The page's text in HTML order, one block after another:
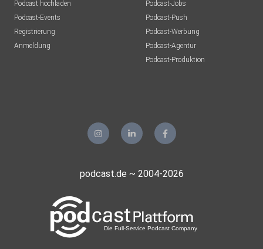
Podcast hochladen
Podcast-Events
Registrierung
Anmeldung
Podcast-Jobs
Podcast-Push
Podcast-Werbung
Podcast-Agentur
Podcast-Produktion
podcast.de ~ 2004-2026